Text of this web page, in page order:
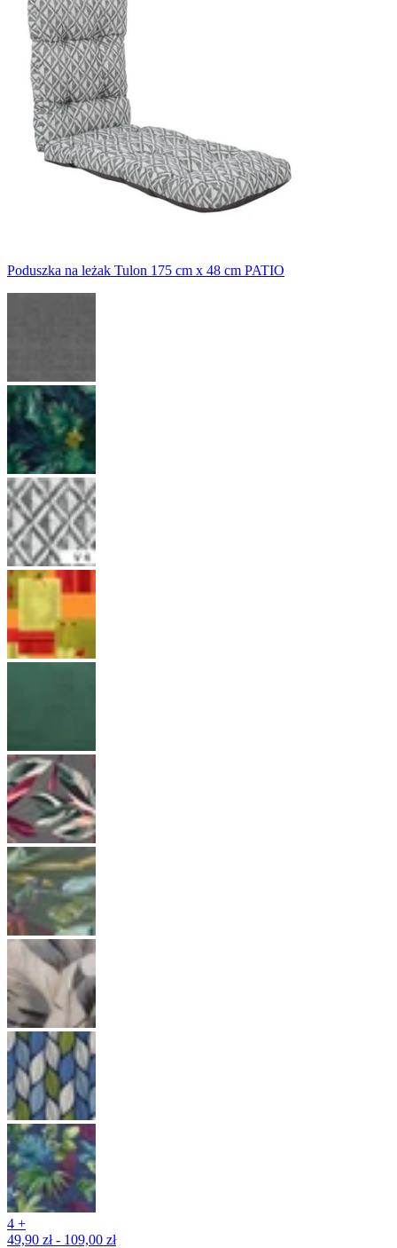
Poduszka na leżak Tulon 175 cm x 48 cm PATIO
4 +
49,90 zł - 109,00 zł